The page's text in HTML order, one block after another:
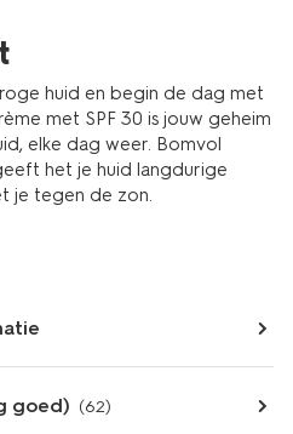
huid en begin de dag met
met SPF 30 is jouw geheim
elke dag weer. Bomvol
het je huid langdurige
je tegen de zon.
goed) (62)